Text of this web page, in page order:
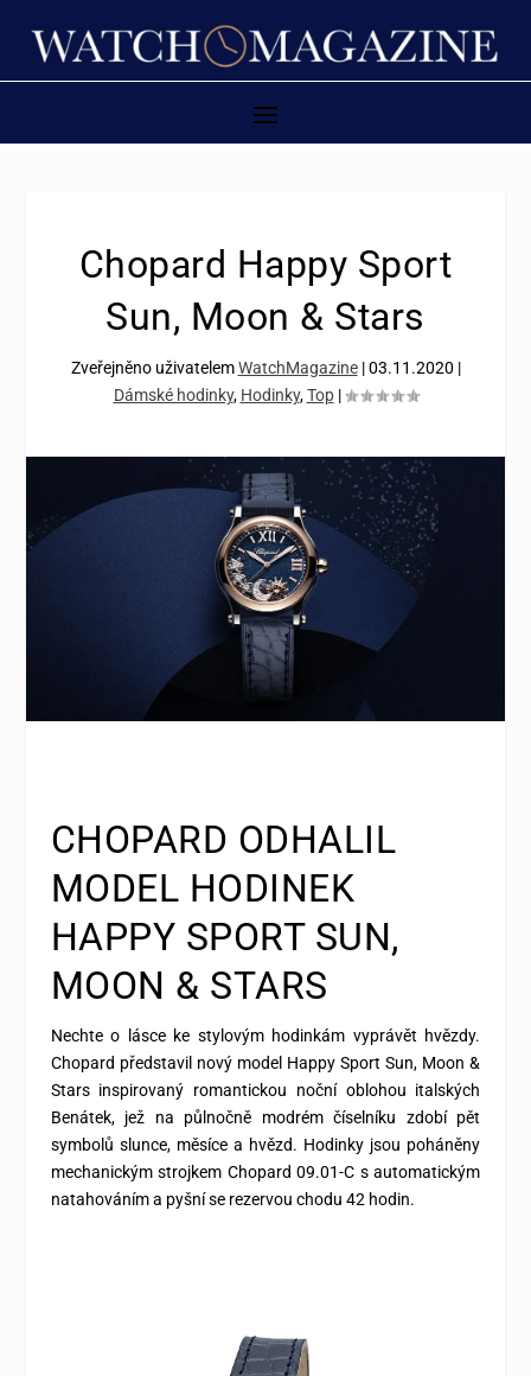
Chopard Happy Sport
Sun, Moon & Stars
Zveřejněno uživatelemWatchMagazine|03.11.2020 |
Dámské hodinky, Hodinky,Top|
CHOPARD ODHALIL
MODEL HODINEK
HAPPY SPORT SUN,
MOON & STARS
Nechte o lásce ke stylovým hodinkám vyprávět hvězdy.
Chopard představil nový model Happy Sport Sun, Moon &
Stars inspirovaný romantickou noční oblohou italských
Benátek, jež na půlnočně modrém číselníku zdobí pět
symbolů slunce, měsíce a hvězd. Hodinky jsou poháněny
mechanickým strojkem Chopard 09.01-C s automatickým
natahováním a pyšní se rezervou chodu 42 hodin.